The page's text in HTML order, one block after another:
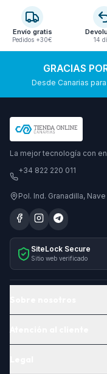
Envío gratis
Pedidos +30€ 14
GRACIAS
Desde Canarias
La mejor tecnología con
+34 822 220 011
Pol. Ind. Granadilla,
SiteLock Secure
Sitio web verificado